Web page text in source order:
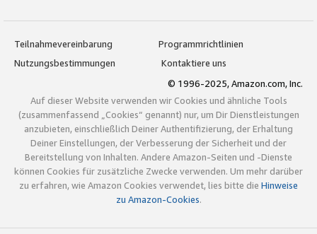
Teilnahmevereinbarung
Programmrichtlinien
Nutzungsbestimmungen
Kontaktiere uns
© 1996-2025, Amazon.com, Inc.
Auf dieser Website verwenden wir Cookies und ähnliche Tools
(zusammenfassend „Cookies“ genannt) nur, um Dir Dienstleistungen
anzubieten, einschließlich Deiner Authentifizierung, der Erhaltung
Deiner Einstellungen, der Verbesserung der Sicherheit und der
Bereitstellung von Inhalten. Andere Amazon-Seiten und -Dienste
können Cookies für zusätzliche Zwecke verwenden. Um mehr darüber
zu erfahren, wie Amazon Cookies verwendet, lies bitte die Hinweise
zu Amazon-Cookies.